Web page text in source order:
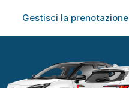
Gestisci la prenotazione